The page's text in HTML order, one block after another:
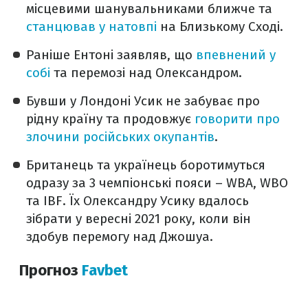
місцевими шанувальниками ближче та
станцював у натовпі на Близькому Сході.
Раніше Ентоні заявляв, що впевнений у
собі та перемозі над Олександром.
Бувши у Лондоні Усик не забуває про
рідну країну та продовжує говорити про
злочини російських окупантів.
Британець та українець боротимуться
одразу за 3 чемпіонські пояси – WBA, WBO
та IBF. Їх Олександру Усику вдалось
зібрати у вересні 2021 року, коли він
здобув перемогу над Джошуа.
Прогноз Favbet